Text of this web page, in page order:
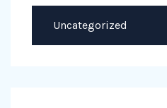
Uncategorized